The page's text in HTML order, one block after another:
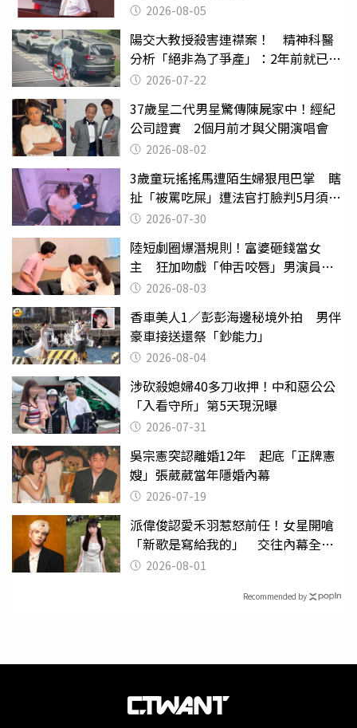
2026-08-05
陽交大教授殺害連襟案！ 精神科醫
分析「絕非為了爭產」：2年前就已言
行詭異
2026-07-22
37歲星二代男星驚傳陳屍家中！經紀
公司證實 2個月前才與父開演唱會
2026-08-02
3歲童玩搖搖馬遭陌生婦狠甩巴掌 瞎
扯「被罵吃屎」遭法官打臉判5月須入
監 2026-07-30
陸短劇圈爆潛規則！富婆砸錢當女
主 狂加吻戲「伸舌咬唇」男演員崩
潰 2026-08-03
香車美人1／彭彭海邊秘境外拍 男伴
豪車接送還祭「鈔能力」
2026-08-04
涉砍殺媳婦40多刀收押！中和惡公公
「入看守所」第5天現況曝
2026-07-31
吳宗憲突認離婚12年 起底「正牌憲
嫂」張葳葳當年隱婚內幕
2026-07-19
派偉俊認愛禾羽惹怒前任！女星開嗆
「新歌是寫給我的」 交往內幕全說
了 2026-08-01
Recommended by